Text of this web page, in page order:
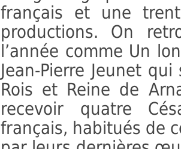
français et une
productions. On
l’année comme Un
Jean-Pierre Jeunet
Rois et Reine de
recevoir quatre
français, habitués de